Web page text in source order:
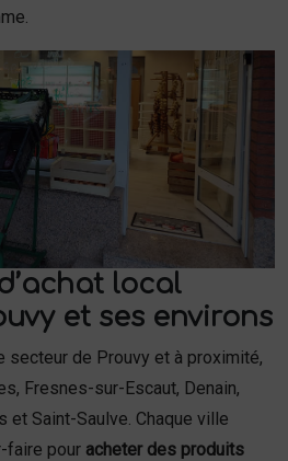
local
et ses environs
secteur de Prouvy et à proximité,
Fresnes-sur-Escaut, Denain,
et Saint-Saulve. Chaque ville
faire pour acheter des produits